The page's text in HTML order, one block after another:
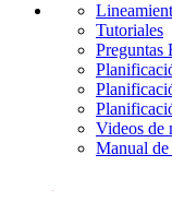
Tutoriales
Preguntas
Videos de
Manual